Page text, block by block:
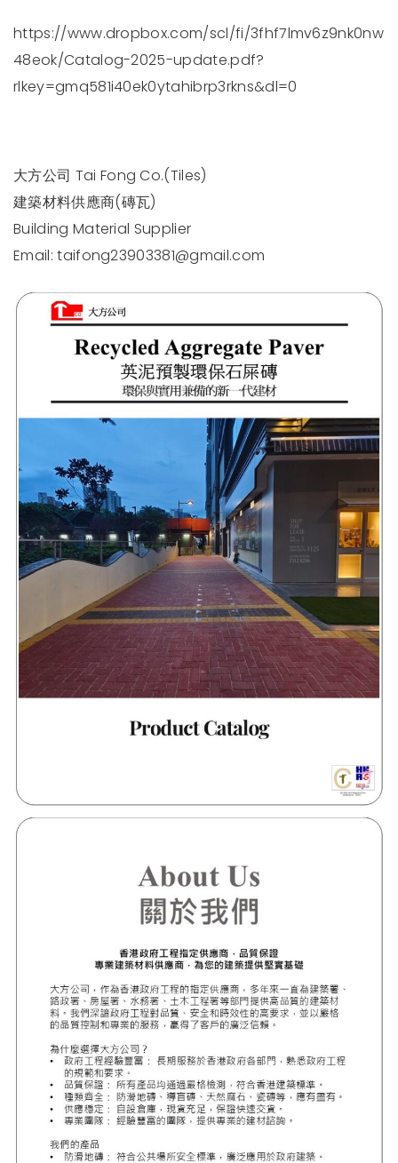
https://www.dropbox.com/scl/fi/3fhf7lmv6z9nk0nw
48eok/Catalog-2025-update.pdf?
rlkey=gmq581i40ek0ytahibrp3rkns&dl=0
大方公司 Tai Fong Co.(Tiles)
建築材料供應商(磚瓦)
Building Material Supplier
Email:taifong23903381@gmail.com